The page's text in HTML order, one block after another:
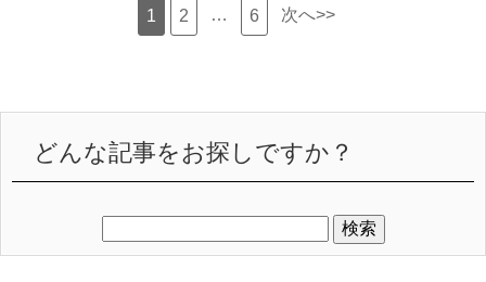
1 2 … 6 次へ>>
どんな記事をお探しですか？